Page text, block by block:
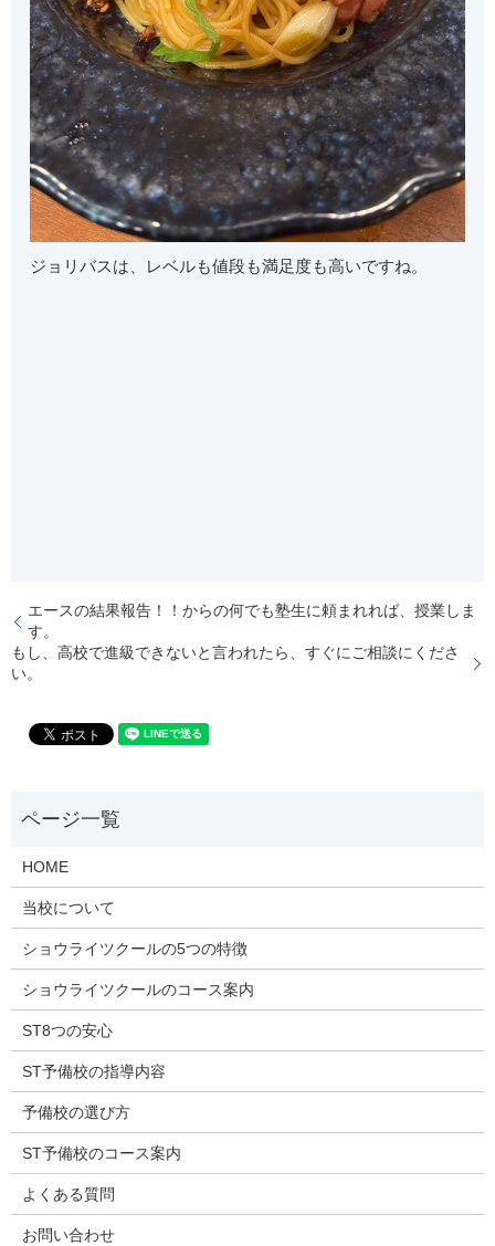
ジョリバスは、レベルも値段も満足度も高いですね。
エースの結果報告！！からの何でも塾生に頼まれれば、授業しま
す。
もし、高校で進級できないと言われたら、すぐにご相談にくださ
い。
HOME
当校について
ショウライツクールの5つの特徴
ショウライツクールのコース案内
ST8つの安心
ST予備校の指導内容
予備校の選び方
ST予備校のコース案内
よくある質問
お問い合わせ